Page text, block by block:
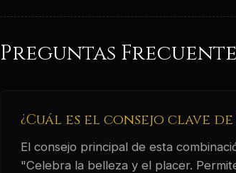
Preguntas
¿Cuál es el consejo clave
El consejo principal de esta
"Celebra la belleza y el placer.